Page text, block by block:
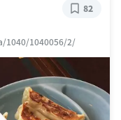
1040/1040056/2/
82